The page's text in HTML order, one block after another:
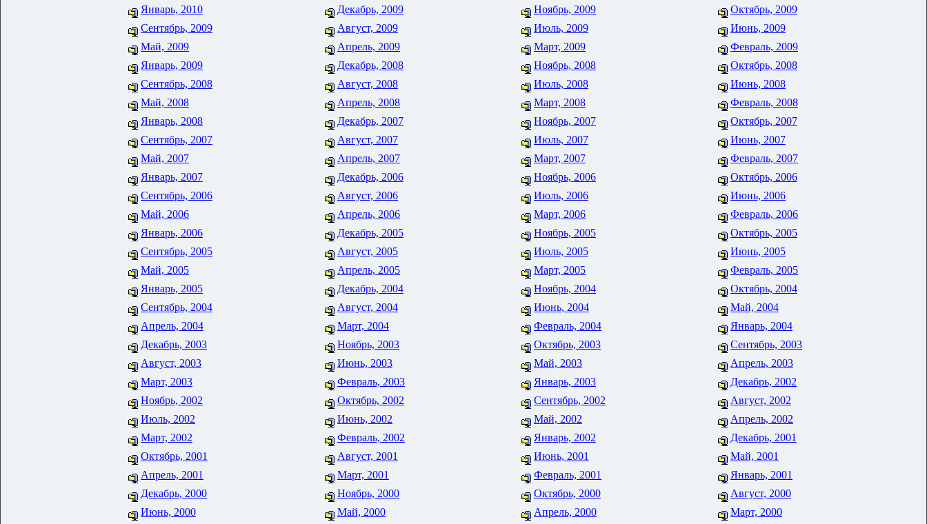
Январь, 2010
Декабрь, 2009 Ноябрь, 2009
Октябрь, 2009
Сентябрь, 2009
Август, 2009 Июль, 2009
Июнь, 2009
Май, 2009
Апрель, 2009 Март, 2009
Февраль, 2009
Январь, 2009
Декабрь, 2008 Ноябрь, 2008
Октябрь, 2008
Сентябрь, 2008
Август, 2008 Июль, 2008
Июнь, 2008
Май, 2008
Апрель, 2008 Март, 2008
Февраль, 2008
Январь, 2008
Декабрь, 2007 Ноябрь, 2007
Октябрь, 2007
Сентябрь, 2007
Август, 2007 Июль, 2007
Июнь, 2007
Май, 2007
Апрель, 2007 Март, 2007
Февраль, 2007
Январь, 2007
Декабрь, 2006 Ноябрь, 2006
Октябрь, 2006
Сентябрь, 2006
Август, 2006 Июль, 2006
Июнь, 2006
Май, 2006
Апрель, 2006 Март, 2006
Февраль, 2006
Январь, 2006
Декабрь, 2005 Ноябрь, 2005
Октябрь, 2005
Сентябрь, 2005
Август, 2005 Июль, 2005
Июнь, 2005
Май, 2005
Апрель, 2005 Март, 2005
Февраль, 2005
Январь, 2005
Декабрь, 2004 Ноябрь, 2004
Октябрь, 2004
Сентябрь, 2004
Август, 2004 Июнь, 2004
Май, 2004
Апрель, 2004
Март, 2004 Февраль, 2004
Январь, 2004
Декабрь, 2003
Ноябрь, 2003 Октябрь, 2003
Сентябрь, 2003
Август, 2003
Июнь, 2003 Май, 2003
Апрель, 2003
Март, 2003
Февраль, 2003 Январь, 2003
Декабрь, 2002
Ноябрь, 2002
Октябрь, 2002 Сентябрь, 2002
Август, 2002
Июль, 2002
Июнь, 2002 Май, 2002
Апрель, 2002
Март, 2002
Февраль, 2002 Январь, 2002
Декабрь, 2001
Октябрь, 2001
Август, 2001 Июнь, 2001
Май, 2001
Апрель, 2001
Март, 2001 Февраль, 2001
Январь, 2001
Декабрь, 2000
Ноябрь, 2000 Октябрь, 2000
Август, 2000
Июнь, 2000
Май, 2000 Апрель, 2000
Март, 2000